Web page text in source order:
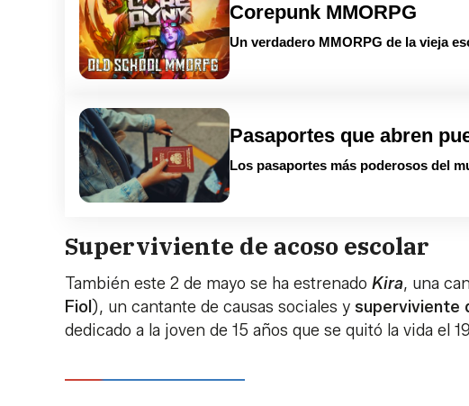
Corepunk MMORPG
Un verdadero MMORPG de la vieja
Pasaportes que abren
Los pasaportes más poderosos del
Superviviente de acoso escolar
También este 2 de mayo se ha estrenado Kira, una
Fiol ), un cantante de causas sociales y superviviente
dedicado a la joven de 15 años que se quitó la vida el